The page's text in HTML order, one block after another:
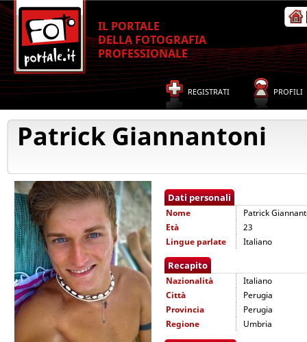
IL PORTALE
DELLA FOTOGRAFIA
PROFESSIONALE
REGISTRATI PROFILI
Patrick Giannantoni
Dati personali
Nome
Patrick
Età
23
Lingue parlate
Italiano
Recapito
Nazionalità
Italiano
Città
Perugia
Provincia
Perugia
Regione
Umbria